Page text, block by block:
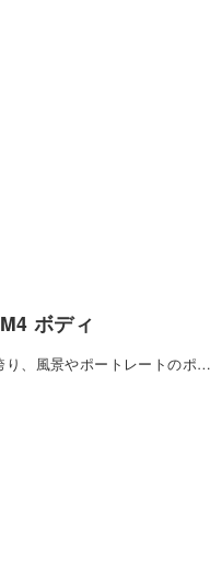
ボディ
り、風景やポートレートのポ…